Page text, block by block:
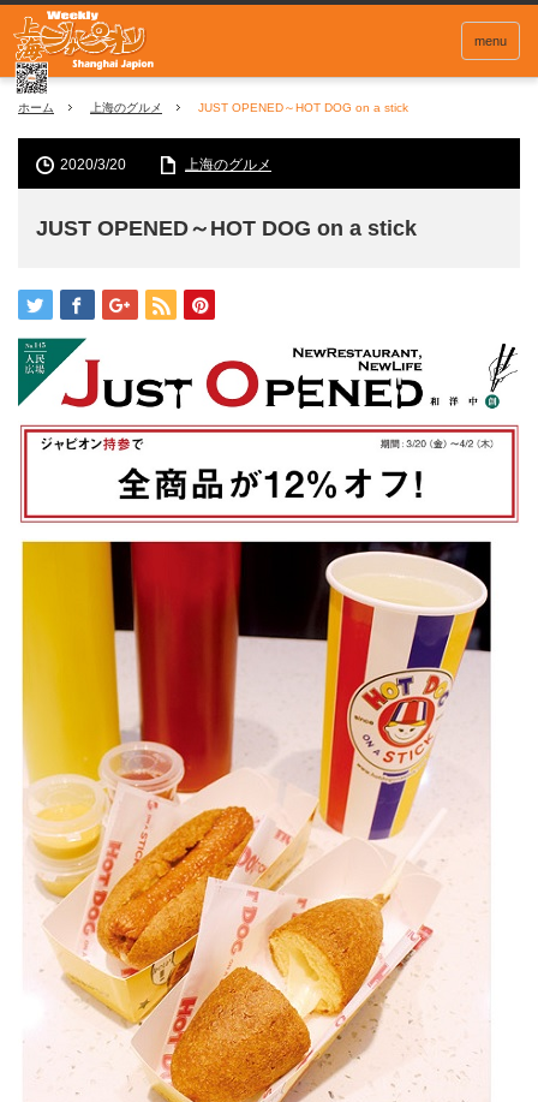
menu
ホーム 上海のグルメ JUST OPENED～HOT DOG on a stick
2020/3/20 上海のグルメ
JUST OPENED～HOT DOG on a stick